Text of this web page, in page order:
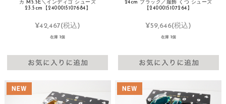
カ M5.5E＼インディゴ シューズ
23.5cm【2400015107684】
¥42,467(税込)
在庫 1個
24cm ブラック／服飾 くつ シューズ
【2400015107264】
¥59,646(税込)
在庫 1個